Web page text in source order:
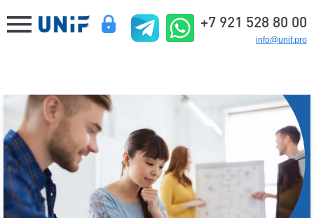
+7 921 528 80 00
info@unif.pro